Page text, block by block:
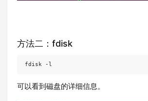
方法二：fdisk
fdisk -l
可以看到磁盘的详细信息。